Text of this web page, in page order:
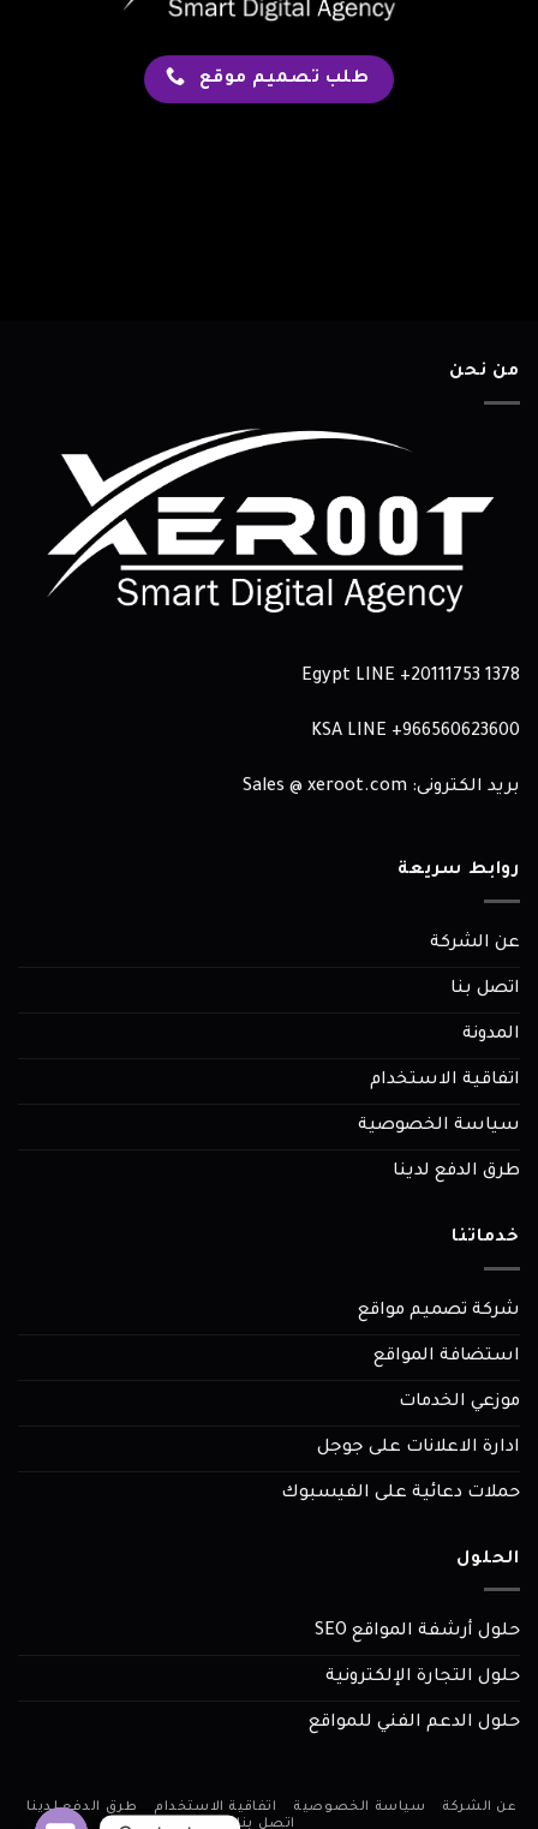
طلب تصميم موقع
من نحن
Egypt LINE +20111753 1378
966560623600+
بريد الكترونى: Sales @ xeroot.com
روابط سريعة
عن الشركة
اتصل بنا
المدونة
اتفاقية الاستخدام
سياسة الخصوصية
طرق الدفع لدينا
خدماتنا
شركة تصميم مواقع
استضافة المواقع
موزعي الخدمات
ادارة الاعلانات على جوجل
حملات دعائية على الفيسبوك
الحلول
حلول أرشفة المواقع SEO
حلول التجارة الإلكترونية
حلول الدعم الفني للمواقع
عن الشركة سياسة الخصوصية اتفاقية الاستخدام
طرق الدفع لدينا
اتصل بنا